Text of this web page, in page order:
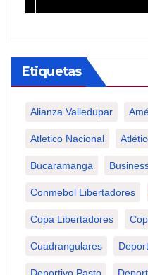
Etiquetas
Alianza Valledupar
Atletico Nacional
Bucaramanga
Conmebol Libertadores
Copa Libertadores
Cuadrangulares